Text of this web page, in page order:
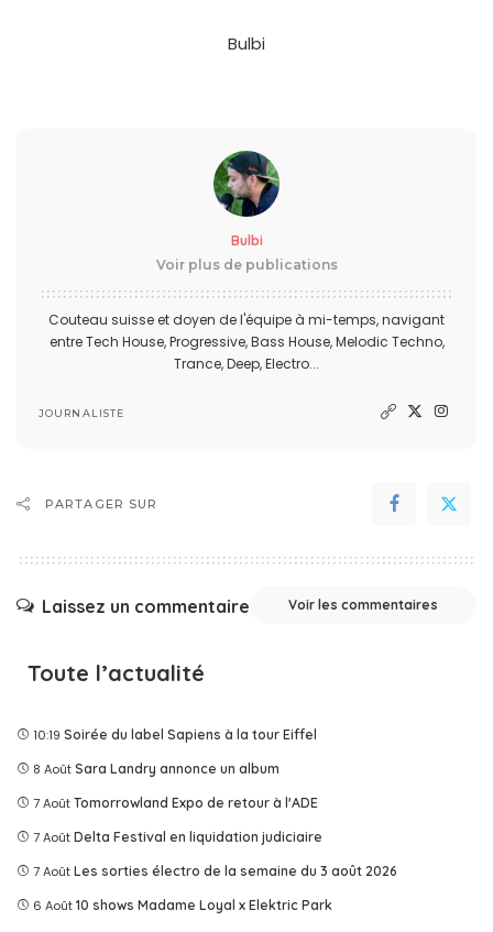
Bulbi
Bulbi
Voir plus de publications
Couteau suisse et doyen de l'équipe à mi-temps, navigant
entre Tech House, Progressive, Bass House, Melodic Techno,
Trance, Deep, Electro...
JOURNALISTE
PARTAGER SUR
Laissez un commentaire Voir les commentaires
Toute l’actualité
10:19 Soirée du label Sapiens à la tour Eiffel
8 Août Sara Landry annonce un album
7 Août Tomorrowland Expo de retour à l'ADE
7 Août Delta Festival en liquidation judiciaire
7 Août Les sorties électro de la semaine du 3 août 2026
6 Août 10 shows Madame Loyal x Elektric Park